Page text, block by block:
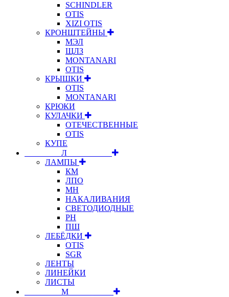
SCHINDLER
OTIS
XIZI OTIS
КРОНШТЕЙНЫ
МЭЛ
ЩЛЗ
MONTANARI
OTIS
КРЫШКИ
OTIS
MONTANARI
КРЮКИ
КУЛАЧКИ
ОТЕЧЕСТВЕННЫЕ
OTIS
КУПЕ
⠀⠀⠀⠀⠀⠀Л⠀⠀⠀⠀⠀⠀⠀
ЛАМПЫ
КМ
ЛПО
МН
НАКАЛИВАНИЯ
СВЕТОДИОДНЫЕ
РН
ПШ
ЛЕБЁДКИ
OTIS
SGR
ЛЕНТЫ
ЛИНЕЙКИ
ЛИСТЫ
⠀⠀⠀⠀⠀⠀М⠀⠀⠀⠀⠀⠀⠀